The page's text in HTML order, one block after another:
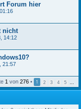
Forum hier
nicht
14:12
21:57
1 von 276 • 1 2 3 4 5 …